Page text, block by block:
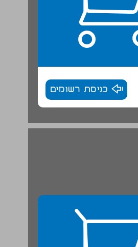
כניסת רשומים